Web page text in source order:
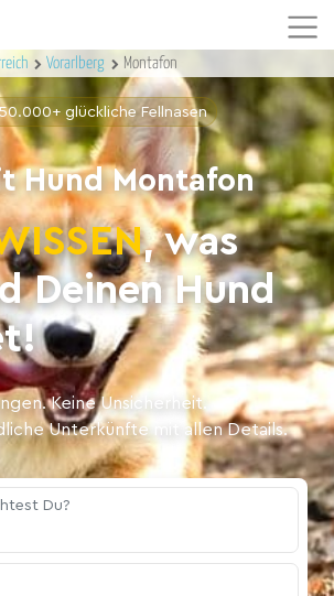
Vorarlberg Montafon
glückliche Fellnasen
Hund Montafon
, was
Deinen Hund
Keine Unsicherheit.
Unterkünfte mit allen Details.
Du?